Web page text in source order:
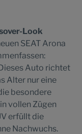
Look
SEAT Arona
Auto richtet
Alter nur eine
besondere
vollen Zügen
erfüllt die
Nachwuchs.